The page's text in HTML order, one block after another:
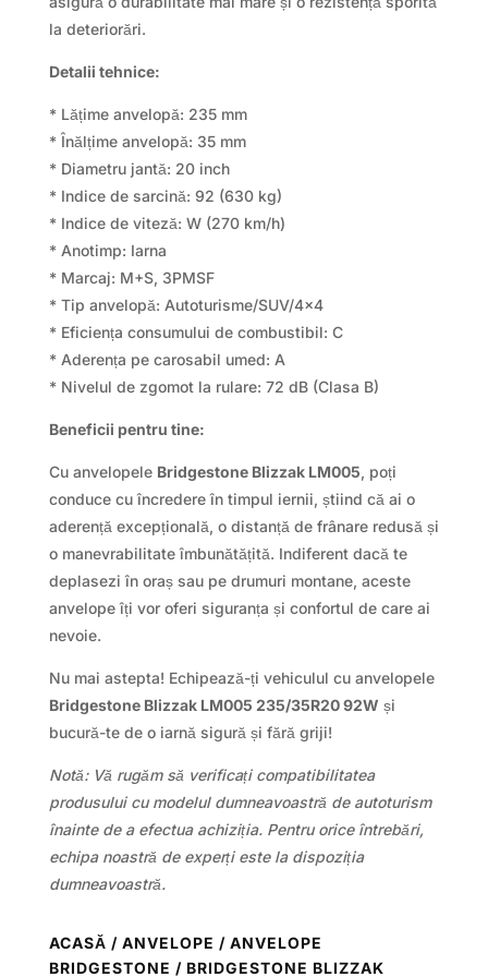
la deteriorări.
Detalii tehnice:
* Lățime anvelopă: 235 mm
* Înălțime anvelopă: 35 mm
* Diametru jantă: 20 inch
* Indice de sarcină: 92 (630 kg)
* Indice de viteză: W (270 km/h)
* Anotimp: Iarna
* Marcaj: M+S, 3PMSF
* Tip anvelopă: Autoturisme/SUV/4×4
* Eficiența consumului de combustibil: C
* Aderența pe carosabil umed: A
* Nivelul de zgomot la rulare: 72 dB (Clasa B)
Beneficii pentru tine:
Cu anvelopele Bridgestone Blizzak LM005, poți
conduce cu încredere în timpul iernii, știind că ai o
aderență excepțională, o distanță de frânare redusă și
o manevrabilitate îmbunătățită. Indiferent dacă te
deplasezi în oraș sau pe drumuri montane, aceste
anvelope îți vor oferi siguranța și confortul de care ai
nevoie.
Nu mai astepta! Echipează-ți vehiculul cu anvelopele
Bridgestone Blizzak LM005 235/35R20 92W și
bucură-te de o iarnă sigură și fără griji!
Notă: Vă rugăm să verificați compatibilitatea
produsului cu modelul dumneavoastră de autoturism
înainte de a efectua achiziția. Pentru orice întrebări,
echipa noastră de experți este la dispoziția
dumneavoastră.
ACASĂ / ANVELOPE / ANVELOPE
BRIDGESTONE / BRIDGESTONE BLIZZAK